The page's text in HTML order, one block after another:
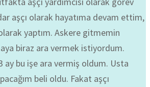
aşçı olarak hayatıma devam ettim,
yaptım. Askere gitmemin
biraz ara vermek istiyordum.
ay bu işe ara vermiş oldum. Usta
beli oldu. Fakat aşçı